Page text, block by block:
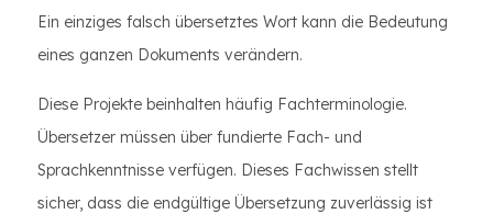
Ein einziges falsch übersetztes Wort kann die Bedeutung
eines ganzen Dokuments verändern.
Diese Projekte beinhalten häufig Fachterminologie.
Übersetzer müssen über fundierte Fach- und
Sprachkenntnisse verfügen. Dieses Fachwissen stellt
sicher, dass die endgültige Übersetzung zuverlässig ist